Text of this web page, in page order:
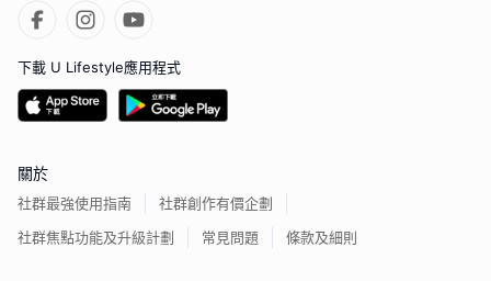
下載 U Lifestyle應用程式
關於
社群最強使用指南
社群創作有價企劃
社群焦點功能及升級計劃
常見問題 條款及細則